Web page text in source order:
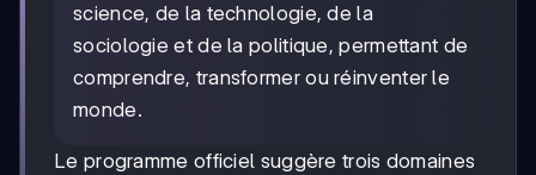
science, de la technologie, de la
sociologie et de la politique, permettant de
comprendre, transformer ou réinventer le
monde.
Le programme officiel suggère trois domaines